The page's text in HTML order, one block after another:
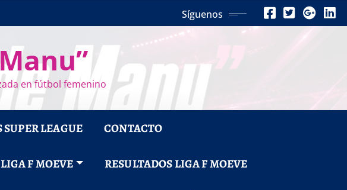
Síguenos
en fútbol femenino
SUPER LEAGUE CONTACTO
LIGA F MOEVE RESULTADOS LIGA F MOEVE